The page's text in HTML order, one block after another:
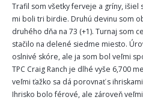
Trafil som všetky ferveje a gríny,
mi boli tri birdie. Druhú devinu som
druhého dňa na 73 (+1). Turnaj som
stačilo na delené siedme miesto.
oslnivé skóre, ale ja som bol veľmi
TPC Craig Ranch je dlhé vyše 6,700
veľmi ťažko sa dá porovnať s
Ihrisko bolo férové, ale zároveň